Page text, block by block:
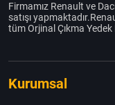
Firmamız Renault ve
satışı
tüm Orjinal Çıkma
Kurumsal